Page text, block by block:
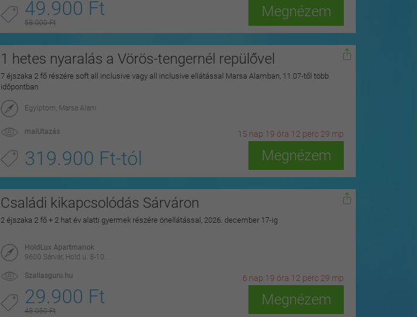
49.900 Ft
58.000 Ft
Megnézem
1 hetes nyaralás a Vörös-tengernél repülővel
7 éjszaka 2 fő részére soft all inclusive vagy all inclusive ellátással Marsa Alamban, 11.07-től több
időpontban
Egyiptom, Marsa Alam
maiUtazás 15 nap 19 óra 12 perc 28 mp
319.900 Ft-tól Megnézem
Családi kikapcsolódás Sárváron
2 éjszaka 2 fő + 2 hat év alatti gyermek részére önellátással, 2026. december 17-ig
HoldLux Apartmanok
9600 Sárvár, Hold u. 8-10.
Szallasguru.hu 6 nap 19 óra 12 perc 28 mp
29.900 Ft
48.050 Ft
Megnézem